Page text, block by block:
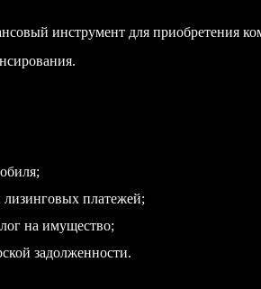
инструмент для приобретения
платежей;
на имущество;
задолженности.